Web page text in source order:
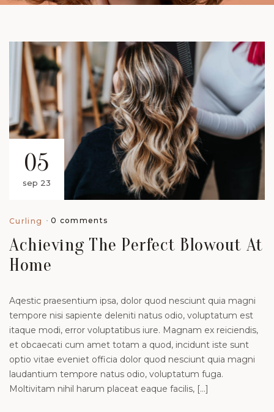
05
sep 23
Curling 0 comments
Achieving The Perfect Blowout At
Home
Aqestic praesentium ipsa, dolor quod nesciunt quia magni
tempore nisi sapiente deleniti natus odio, voluptatum est
itaque modi, error voluptatibus iure. Magnam ex reiciendis,
et obcaecati cum amet totam a quod, incidunt iste sunt
optio vitae eveniet officia dolor quod nesciunt quia magni
laudantium tempore natus odio, voluptatum fuga.
Moltivitam nihil harum placeat eaque facilis, […]